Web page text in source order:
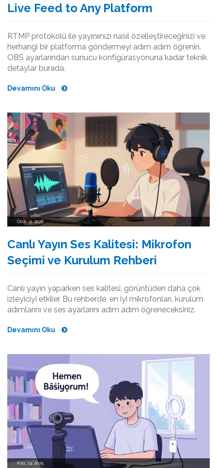
Live Feed to Any Platform
RTMP protokolü ile yayınıınızı nasıl özelleştireceğinizi ve
herhangi bir platforma göndermeyi adım adım öğrenin.
OBS ayarlarından sunucu konfigürasyonuna kadar teknik
detaylar burada.
Devamını Oku
Oca, 31 2026
Canlı Yayın Ses Kalitesi: Mikrofon
Seçimi ve Kurulum Rehberi
Canlı yayın yaparken ses kalitesi, görüntüden daha çok
izleyiciyi etkiler. Bu rehberde, en iyi mikrofonları, kurulum
adımlarını ve ses ayarlarını adım adım öğreneceksiniz.
Devamını Oku
Kas, 14 2025